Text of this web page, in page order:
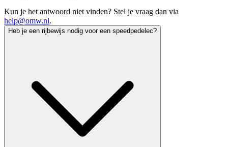
Kun je het antwoord niet vinden? Stel je vraag dan via
help@omw.nl.
Heb je een rijbewijs nodig voor een speedpedelec?